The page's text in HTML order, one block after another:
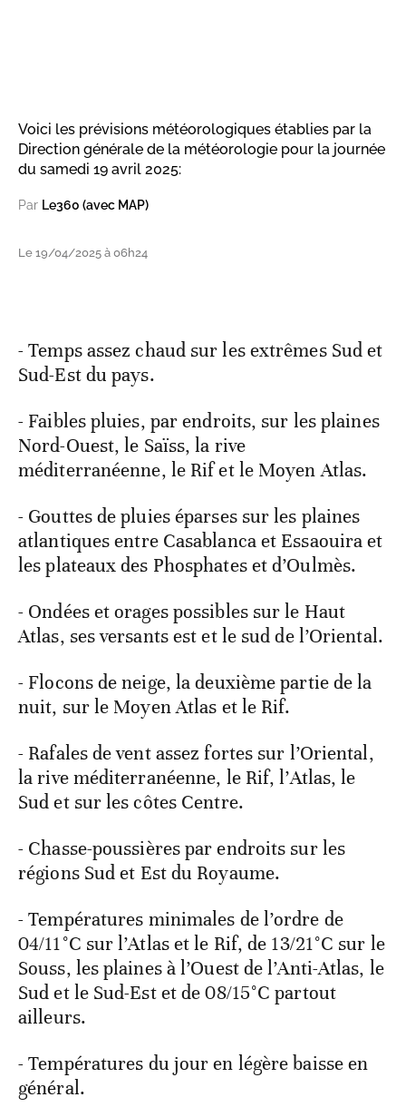
Voici les prévisions météorologiques établies par la
Direction générale de la météorologie pour la journée
du samedi 19 avril 2025:
Par Le360 (avec MAP)
Le 19/04/2025 à 06h24
- Temps assez chaud sur les extrêmes Sud et
Sud-Est du pays.
- Faibles pluies, par endroits, sur les plaines
Nord-Ouest, le Saïss, la rive
méditerranéenne, le Rif et le Moyen Atlas.
- Gouttes de pluies éparses sur les plaines
atlantiques entre Casablanca et Essaouira et
les plateaux des Phosphates et d’Oulmès.
- Ondées et orages possibles sur le Haut
Atlas, ses versants est et le sud de l’Oriental.
- Flocons de neige, la deuxième partie de la
nuit, sur le Moyen Atlas et le Rif.
- Rafales de vent assez fortes sur l’Oriental,
la rive méditerranéenne, le Rif, l’Atlas, le
Sud et sur les côtes Centre.
- Chasse-poussières par endroits sur les
régions Sud et Est du Royaume.
- Températures minimales de l’ordre de
04/11°C sur l’Atlas et le Rif, de 13/21°C sur le
Souss, les plaines à l’Ouest de l’Anti-Atlas, le
Sud et le Sud-Est et de 08/15°C partout
ailleurs.
- Températures du jour en légère baisse en
général.